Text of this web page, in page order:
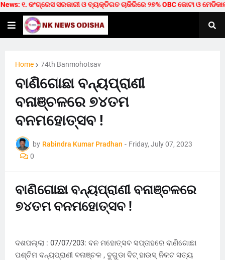
୧. କଂଗ୍ରେସ ସରକାରୀ ଓ ବ୍ୟକ୍ତିଗତ ଚାକିରିରେ ୨୭% OBC କୋଟା ଓ
Home 74th Banmohotsav
ବାଣିଗୋଛା ବନ୍ୟପ୍ରାଣୀ
ବନାଞ୍ଚଳରେ ୭୪ତମ
ବନମହୋତ୍ସବ !
by Rabindra Kumar Pradhan - Friday, July 07, 2023
0
ବାଣିଗୋଛା ବନ୍ୟପ୍ରାଣୀ ବନାଞ୍ଚଳରେ
୭୪ତମ ବନମହୋତ୍ସବ !
ଦଶପଲ୍ଲା : 07/07/203: ବନ ମହୋତ୍ସବ ସପ୍ତାହରେ ବାଣିଗୋଛା
ପଶ୍ଚିମ ବନ୍ୟପ୍ରାଣୀ ବନାଞ୍ଚଳ , ବୁଗୁଡା ବିଟ୍ ହାଉସ୍ ନିକଟ ସତ୍ୟ